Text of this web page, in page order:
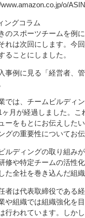
o/
ングコラム
のスポーツチームを例
れは次回にします。今
ることにしました。
事例に見る「経営者、
では、チームビルディ
月が経過しました。
ーをもとにお伝えした
グの重要性についてお
ルディングの取り組み
修や特定チームの活性
た全社を巻き込んだ組
者は代表取締役である
や組織では組織強化を
行われています。しか